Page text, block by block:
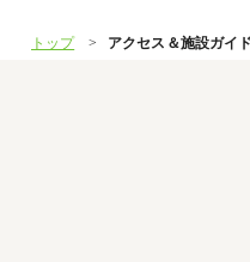
トップ アクセス＆施設ガイ